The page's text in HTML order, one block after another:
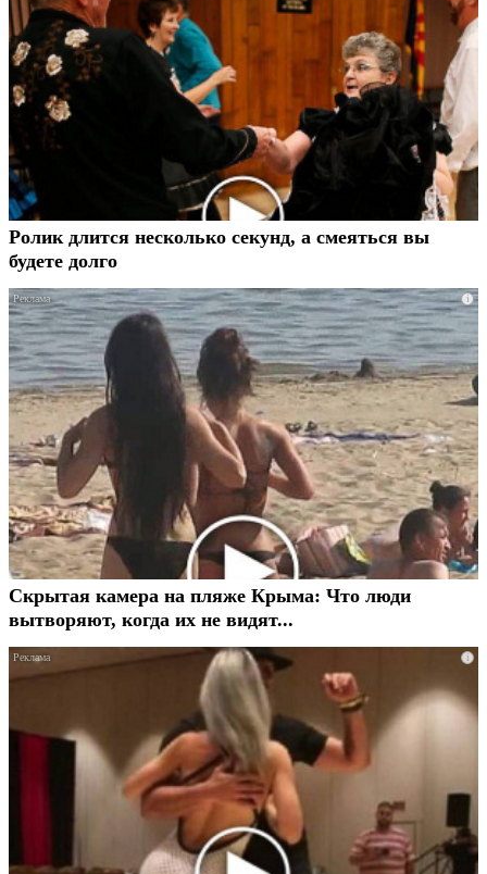
Ролик длится несколько секунд, а смеяться вы
будете долго
i
Скрытая камера на пляже Крыма: Что люди
вытворяют, когда их не видят...
i